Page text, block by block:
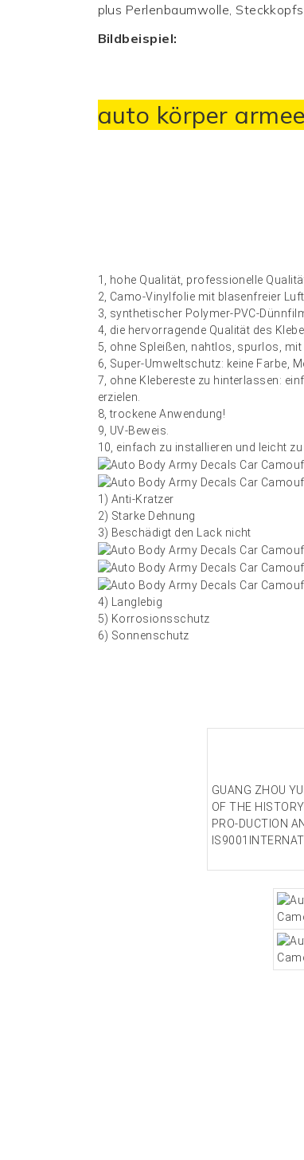
plus Perlenbaumwolle,
Bildbeispiel:
auto körper
1, hohe Qualität, professionelle
2, Camo-Vinylfolie mit blasenfreier
3, synthetischer Polymer-PVC-
4, die hervorragende Qualität des
5, ohne Spleißen, nahtlos, spurlos,
6, Super-Umweltschutz: keine Farbe,
7, ohne Klebereste zu hinterlassen:
erzielen.
8, trockene Anwendung!
9, UV-Beweis.
10, einfach zu installieren und leicht zu
1) Anti-Kratzer
2) Starke Dehnung
3) Beschädigt den Lack nicht
4) Langlebig
5) Korrosionsschutz
6) Sonnenschutz
GUANG ZHOU
OF THE
PRO-DUCTION